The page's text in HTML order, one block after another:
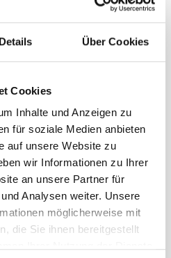
Details Über Cookies
Cookies
Inhalte und Anzeigen zu
für soziale Medien anbieten
auf unsere Website zu
wir Informationen zu Ihrer
an unsere Partner für
Analysen weiter. Unsere
möglicherweise mit
die Sie ihnen bereitgestellt
289,95 €
Menge
Camino Evo GTX
black orange